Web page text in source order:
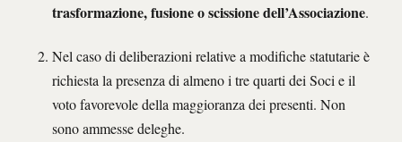
trasformazione, fusione o scissione dell’Associazione.
Nel caso di deliberazioni relative a modifiche statutarie è
richiesta la presenza di almeno i tre quarti dei Soci e il
voto favorevole della maggioranza dei presenti. Non
sono ammesse deleghe.